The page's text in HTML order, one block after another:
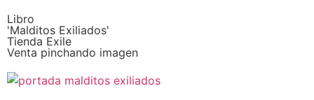
Libro
'Malditos Exiliados'
Tienda Exile
Venta pinchando imagen